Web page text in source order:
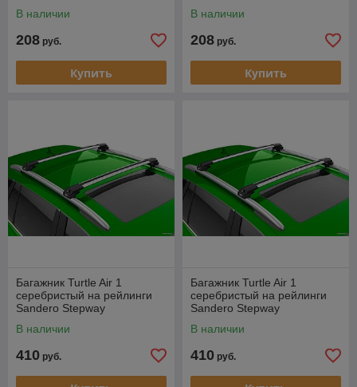
В наличии
208 руб.
Купить
В наличии
208 руб.
Купить
Багажник Turtle Air 1
серебристый на рейлинги
Sandero Stepway
В наличии
410 руб.
Багажник Turtle Air 1
серебристый на рейлинги
Sandero Stepway
В наличии
410 руб.